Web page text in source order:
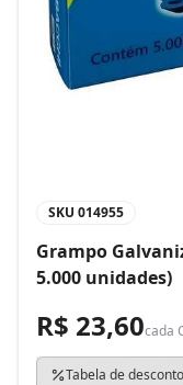
SKU 014955
Grampo
5.000 unidades)
R$ 23,60cada
Tabela de